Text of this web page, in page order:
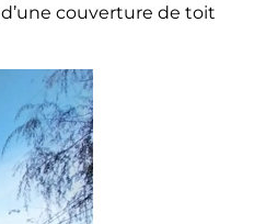
couverture de toit